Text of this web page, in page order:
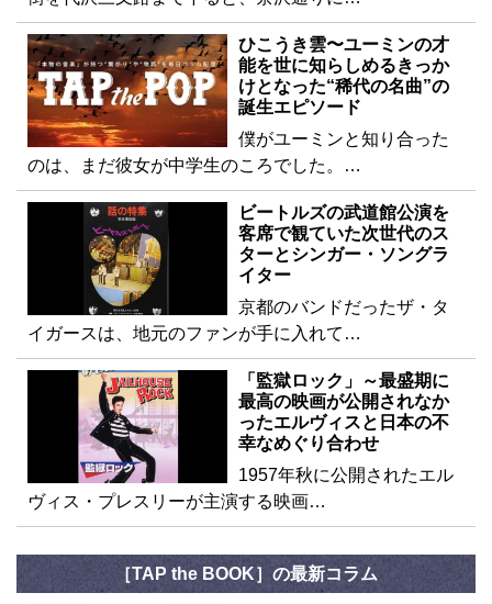
ひこうき雲〜ユーミンの才
能を世に知らしめるきっか
けとなった“稀代の名曲”の
誕生エピソード
僕がユーミンと知り合った
のは、まだ彼女が中学生のころでした。…
ビートルズの武道館公演を
客席で観ていた次世代のス
ターとシンガー・ソングラ
イター
京都のバンドだったザ・タ
イガースは、地元のファンが手に入れて…
「監獄ロック」～最盛期に
最高の映画が公開されなか
ったエルヴィスと日本の不
幸なめぐり合わせ
1957年秋に公開されたエル
ヴィス・プレスリーが主演する映画…
［TAP the BOOK］の最新コラム